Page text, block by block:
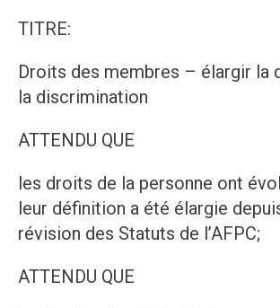
TITRE:
Droits des membres – élargir la
la discrimination
ATTENDU QUE
les droits de la personne ont
leur définition a été élargie
révision des Statuts de l’AFPC;
ATTENDU QUE